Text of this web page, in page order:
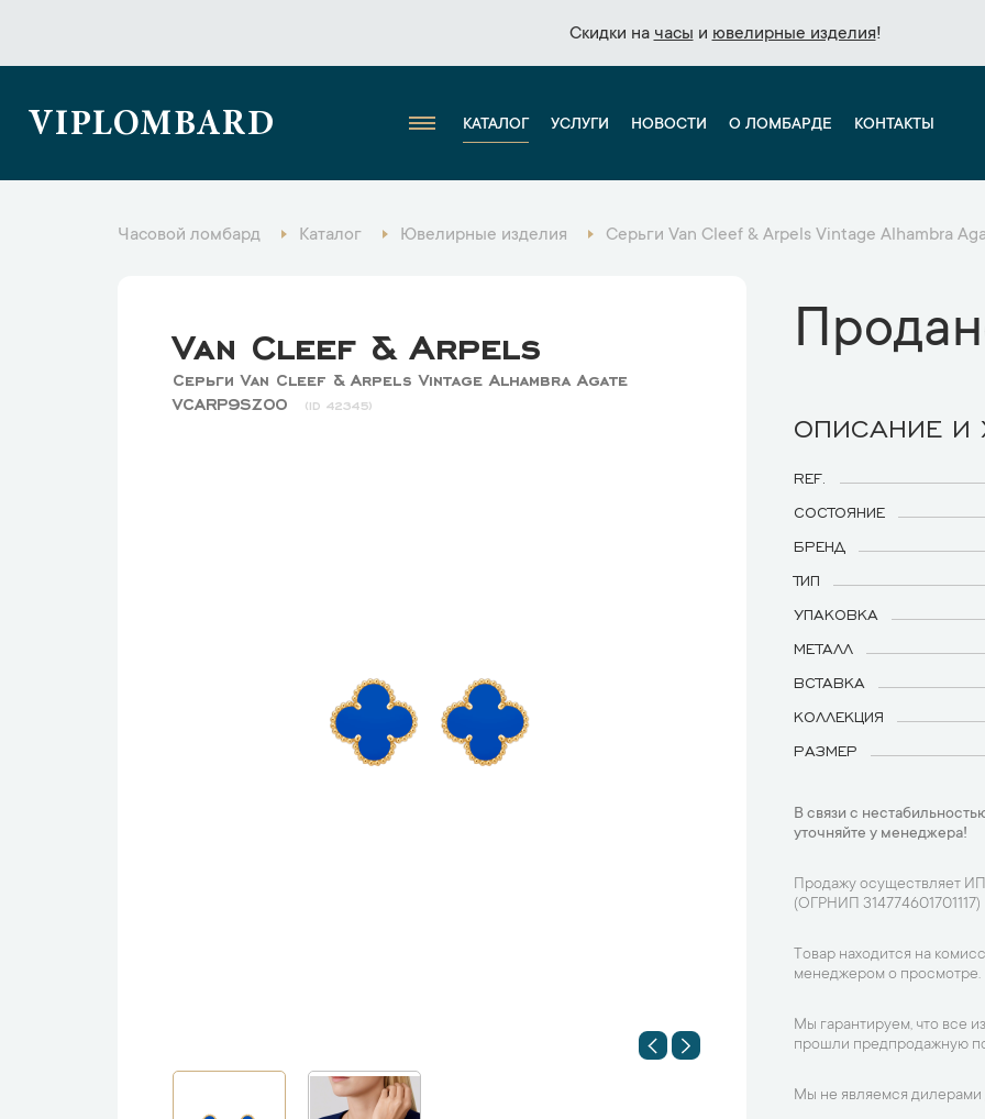
Скидки на часы и ювелирные изделия!
Скидки на часы и ювелирные изделия!
VIPLOMBARD КАТАЛОГ УСЛУГИ НОВОСТИ О ЛОМБАРДЕ КОНТАКТЫ
Часовой ломбард Каталог Ювелирные изделия Серьги Van Cleef & Arpels Vintage Alhambra
Van Cleef & Arpels
Серьги Van Cleef & Arpels Vintage Alhambra Agate
VCARP9SZ00
42345
ОПИСАНИЕ И
REF.
СОСТОЯНИЕ
БРЕНД
ТИП
УПАКОВКА
МЕТАЛЛ
ВСТАВКА
КОЛЛЕКЦИЯ
РАЗМЕР
В связи с
уточняйте у менеджера!
Продажу осуществляет
(ОГРНИП 314774601701117)
Товар находится на
менеджером о просмотре.
Мы гарантируем, что все
прошли предпродажную
Мы не являемся дилерами